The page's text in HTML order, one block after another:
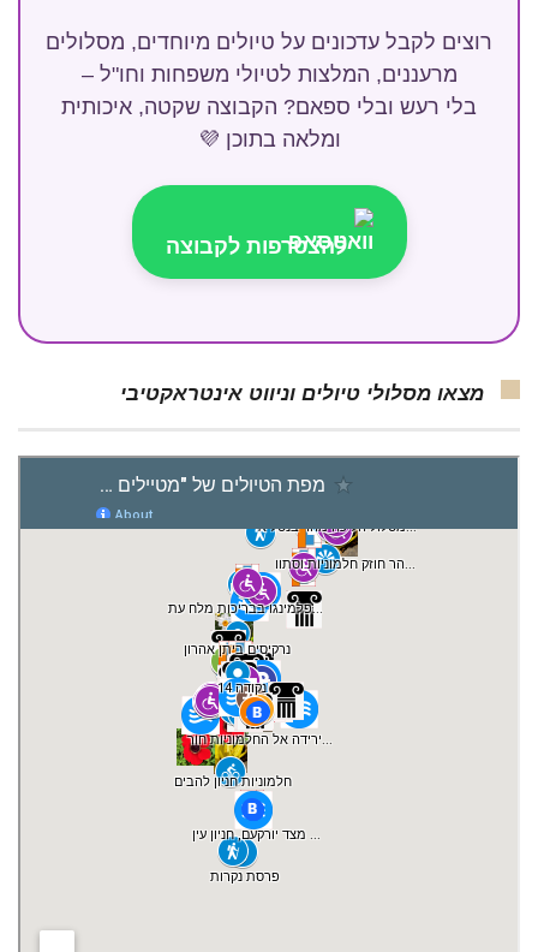
רוצים לקבל עדכונים על טיולים מיוחדים, מסלולים
מרעננים, המלצות לטיולי משפחות וחו"ל –
בלי רעש ובלי ספאם? הקבוצה שקטה, איכותית
ומלאה בתוכן 💜
להצטרפות לקבוצה
מצאו מסלולי טיולים וניווט אינטראקטיבי